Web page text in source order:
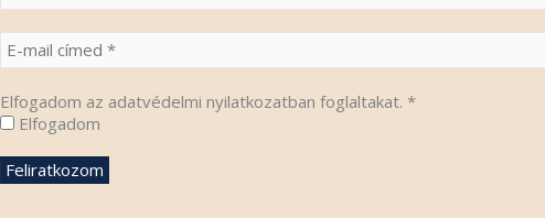
Elfogadom az adatvédelmi nyilatkozatban foglaltakat. *
Elfogadom